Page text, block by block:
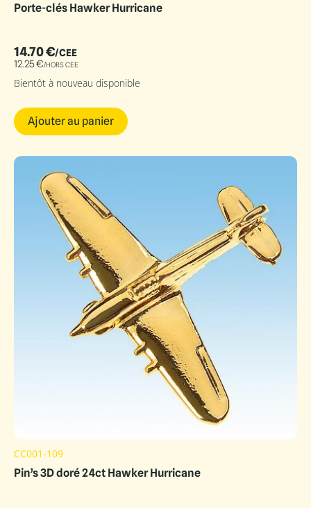
Porte-clés Hawker Hurricane
14.70€/CEE
12.25€/HORS CEE
Bientôt à nouveau disponible
Ajouter au panier
CC001-109
Pin’s 3D doré 24ct Hawker Hurricane